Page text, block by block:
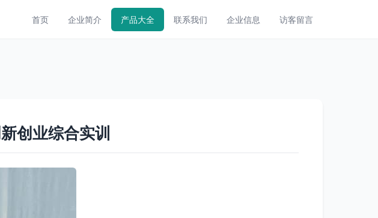
首页 企业简介 产品大全 联系我们 企业信息 访客留言
创业综合实训